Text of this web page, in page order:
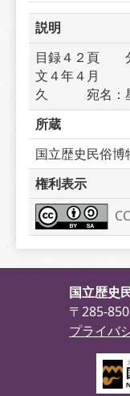
説明
目録４２頁　
文４年４月　　
久　　　宛
所蔵
国立歴史民俗博
権利表示
国立歴史
〒285-
プライバ